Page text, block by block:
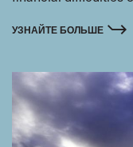
УЗНАЙТЕ БОЛЬШЕ